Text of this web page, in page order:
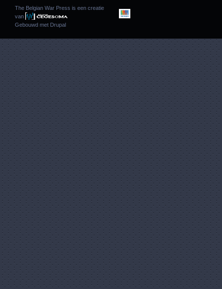
The Belgian War Press is een creatie
van
Gebouwd met Drupal